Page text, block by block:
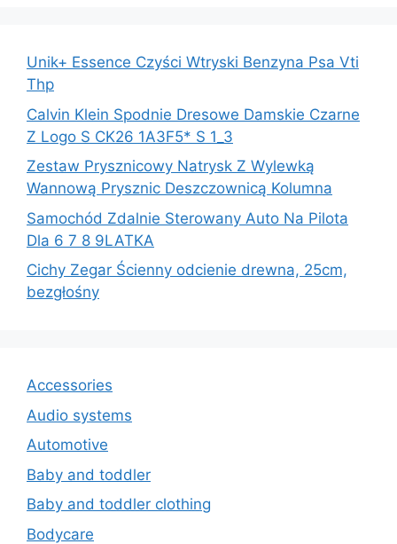
Unik+ Essence Czyści Wtryski Benzyna Psa Vti
Thp
Calvin Klein Spodnie Dresowe Damskie Czarne
Z Logo S CK26 1A3F5* S 1_3
Zestaw Prysznicowy Natrysk Z Wylewką
Wannową Prysznic Deszczownicą Kolumna
Samochód Zdalnie Sterowany Auto Na Pilota
Dla 6 7 8 9LATKA
Cichy Zegar Ścienny odcienie drewna, 25cm,
bezgłośny
Accessories
Audio systems
Automotive
Baby and toddler
Baby and toddler clothing
Bodycare